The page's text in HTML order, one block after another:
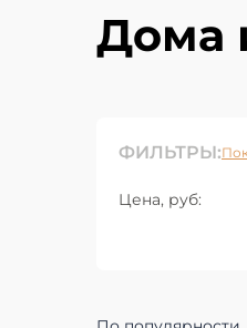
Дома
ФИЛЬТРЫ:
Цена, руб: